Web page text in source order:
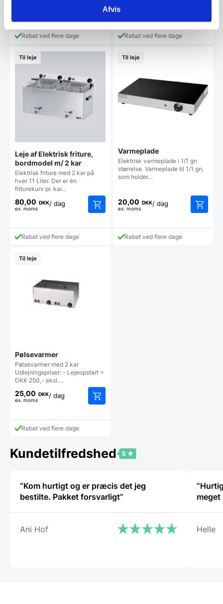
Afvis
Rabat ved flere dage
ex. moms
Rabat ved flere dage
Til leje
Leje af Elektrisk friture,
bordmodel m/ 2 kar
Elektrisk friture med 2 kar på
hver 11 Liter. Der er én
friturekurv pr. kar…
80,00 DKK
ex. moms
/ dag
Rabat ved flere dage
Til leje
Varmeplade
Elektrisk varmeplade i 1/1 gn
størrelse. Varmeplade til 1/1 gn,
som holder…
20,00 DKK
ex. moms
/ dag
Rabat ved flere dage
Til leje
Pølsevarmer
Pølsevarmer med 2 kar
Udlejningspriser: - Lejeopstart =
DKK 250,- eksl.…
25,00 DKK
ex. moms
/ dag
Rabat ved flere dage
Kundetilfredshed
“Kom hurtigt og er præcis det jeg
bestilte. Pakket forsvarligt”
Ani Hof Helle